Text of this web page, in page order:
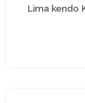
Lima kendo